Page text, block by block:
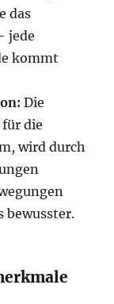
das
jede
kommt
Die
die
wird durch
bewusster.